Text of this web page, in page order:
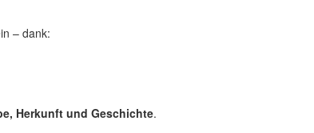
– dank:
Herkunft und Geschichte.